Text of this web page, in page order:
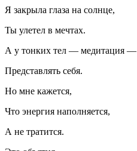
Я закрыла глаза на солнце,
Ты улетел в мечтах.
А у тонких тел — медитация —
Представлять себя.
Но мне кажется,
Что энергия наполняется,
А не тратится.